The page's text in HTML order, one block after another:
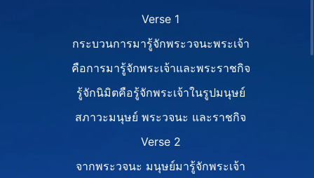
Verse 1
กระบวนการมารู้จักพระวจนะพระเจ้า
คือการมารู้จักพระเจ้าและพระราชกิจ
รู้จักนิมิตคือรู้จักพระเจ้าในรูปมนุษย์
สภาวะมนุษย์ พระวจนะ และราชกิจ
Verse 2
จากพระวจนะ มนุษย์มารู้จักพระเจ้า